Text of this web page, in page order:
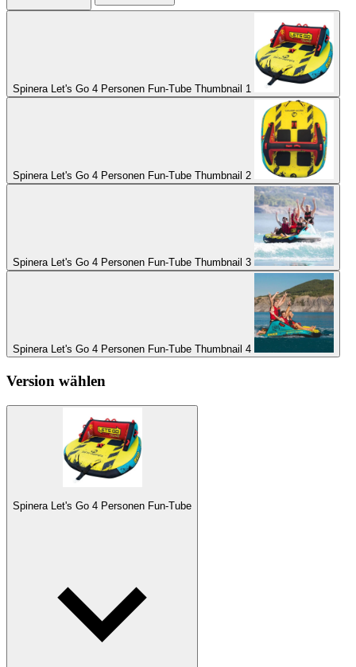
Spinera Let's Go 4 Personen Fun-Tube Thumbnail 1
Spinera Let's Go 4 Personen Fun-Tube Thumbnail 2
Spinera Let's Go 4 Personen Fun-Tube Thumbnail 3
Spinera Let's Go 4 Personen Fun-Tube Thumbnail 4
Version wählen
Spinera Let's Go 4 Personen Fun-Tube